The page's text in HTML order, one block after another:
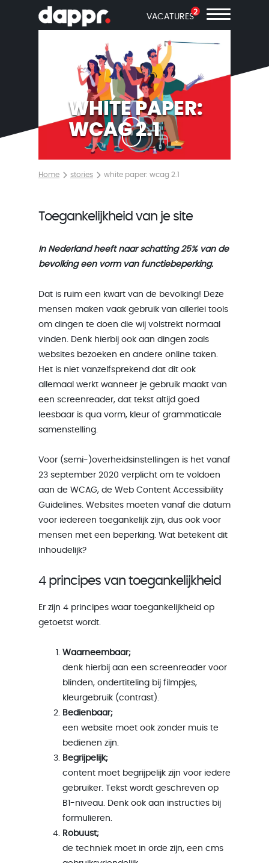
VACATURES
2
WHITE PAPER:
WCAG 2.1
Home stories white paper: wcag 2.1
Toegankelijkheid van je site
In Nederland heeft naar schatting 25% van de
bevolking een vorm van functiebeperking.
Dat is ruim een kwart van de bevolking! Deze
mensen maken vaak gebruik van allerlei tools
om dingen te doen die wij volstrekt normaal
vinden. Denk hierbij ook aan dingen zoals
websites bezoeken en andere online taken.
Het is niet vanzelfsprekend dat dit ook
allemaal werkt wanneer je gebruik maakt van
een screenreader, dat tekst altijd goed
leesbaar is qua vorm, kleur of grammaticale
samenstelling.
Voor (semi-)overheidsinstellingen is het vanaf
23 september 2020 verplicht om te voldoen
aan de WCAG, de Web Content Accessibility
Guidelines. Websites moeten vanaf die datum
voor iedereen toegankelijk zijn, dus ook voor
mensen met een beperking. Wat betekent dit
inhoudelijk?
4 principes van toegankelijkheid
Er zijn 4 principes waar toegankelijkheid op
getoetst wordt.
Waarneembaar;
denk hierbij aan een screenreader voor
blinden, ondertiteling bij filmpjes,
kleurgebruik (contrast).
Bedienbaar;
een website moet ook zonder muis te
bedienen zijn.
Begrijpelijk;
content moet begrijpelijk zijn voor iedere
gebruiker. Tekst wordt geschreven op
B1-niveau. Denk ook aan instructies bij
formulieren.
Robuust;
de techniek moet in orde zijn, een cms